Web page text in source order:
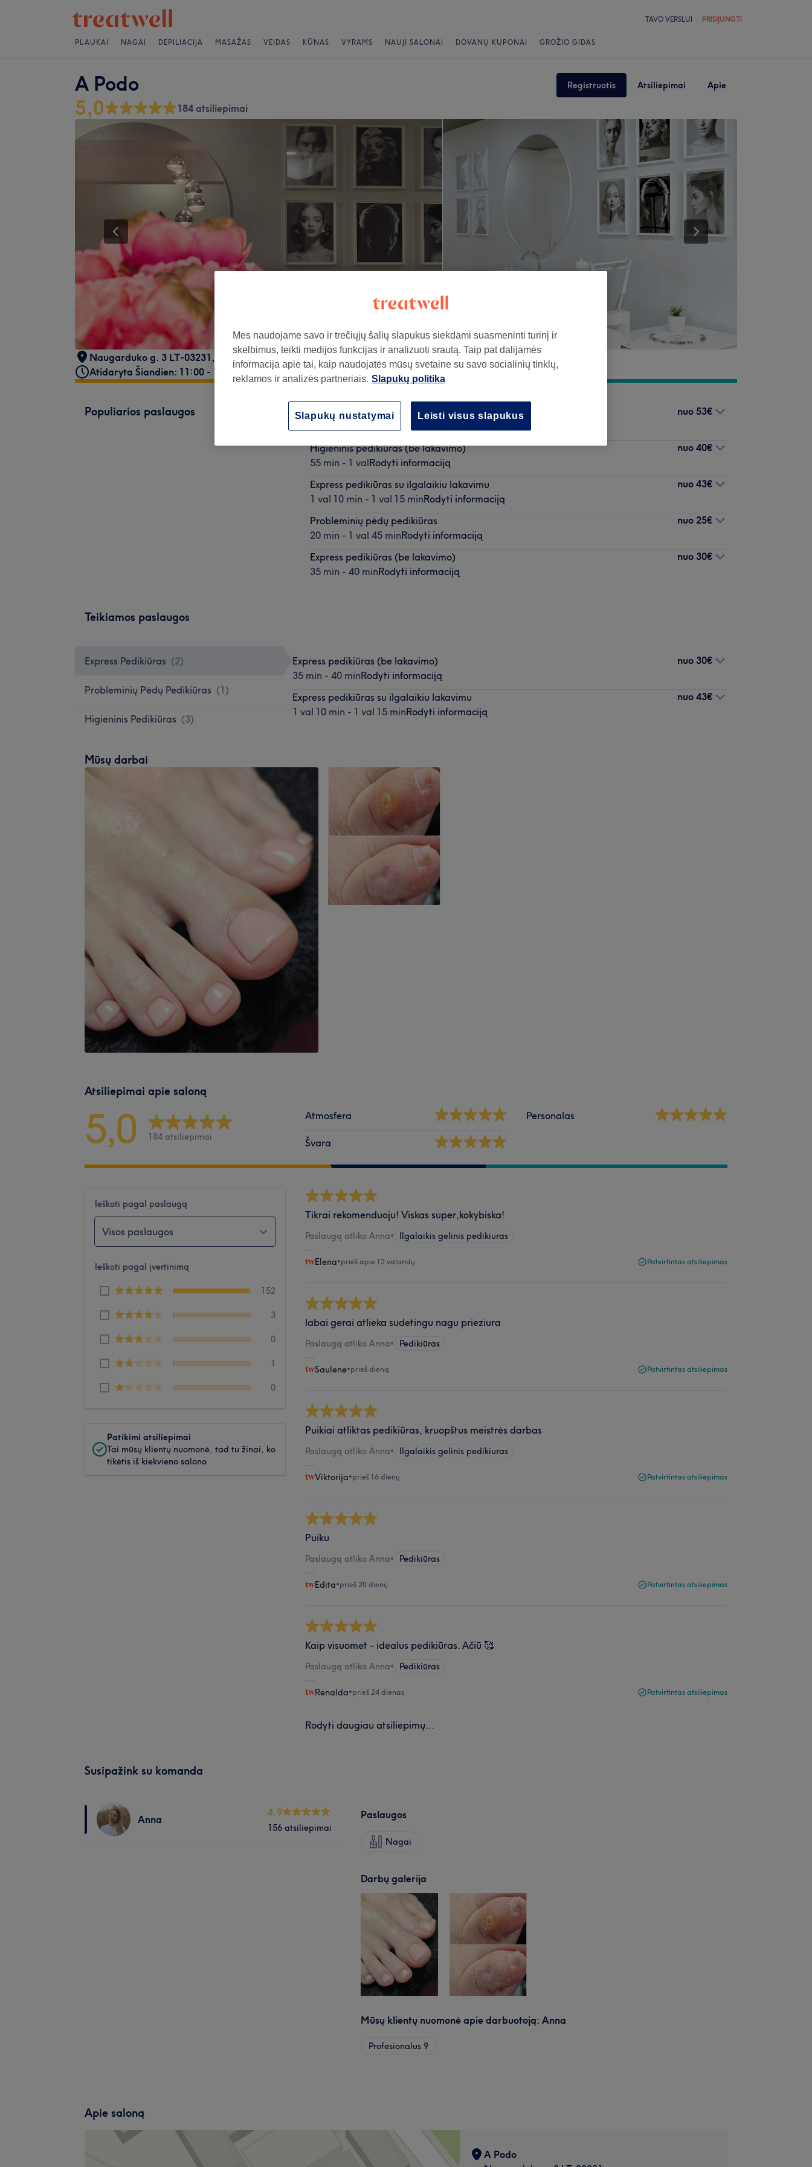
TAVO VERSLUI PRISIJUNGTI
PLAUKAI NAGAI DEPILIACIJA MASAŽAS VEIDAS KŪNAS VYRAMS NAUJI SALONAI DOVANŲ KUPONAI GROŽIO GIDAS
A Podo Registruotis Atsiliepimai Apie
5,0 184 atsiliepimai
Naugarduko g. 3 LT-03231 , Vilnius, 03231
Atidaryta Šiandien: 11:00 - 18:00
Populiarios paslaugos
Higieninis pedikiūras su ilgalaikiu lakavimu
nuo 53€
Higieninis pedikiūras (be lakavimo)
55 min - 1 valRodyti informaciją
nuo 40€
Express pedikiūras su ilgalaikiu lakavimu
1 val 10 min - 1 val 15 minRodyti informaciją
nuo 43€
Probleminių pėdų pedikiūras
20 min - 1 val 45 minRodyti informaciją
nuo 25€
Express pedikiūras (be lakavimo)
35 min - 40 minRodyti informaciją
nuo 30€
Teikiamos paslaugos
Express Pedikiūras (2)
Probleminių Pėdų Pedikiūras (1)
Higieninis Pedikiūras (3)
Express pedikiūras (be lakavimo)
35 min - 40 minRodyti informaciją
nuo 30€
Express pedikiūras su ilgalaikiu lakavimu
1 val 10 min - 1 val 15 minRodyti informaciją
nuo 43€
Mūsų darbai
Atsiliepimai apie saloną
5,0 184 atsiliepimai
Atmosfera
Švara
Personalas
Ieškoti pagal paslaugą
Visos paslaugos
Ieškoti pagal įvertinimą
152
3
0
1
0
Patikimi atsiliepimai
Tai mūsų klientų nuomonė, tad tu žinai, ko
tikėtis iš kiekvieno salono
Tikrai rekomenduoju! Viskas super,kokybiska!
Paslaugą atliko Anna• Ilgalaikis gelinis pedikiuras
Elena•prieš apie 12 valandų Patvirtintas atsiliepimas
labai gerai atlieka sudetingu nagu prieziura
Paslaugą atliko Anna• Pedikiūras
Saulene•prieš dieną Patvirtintas atsiliepimas
Puikiai atliktas pedikiūras, kruopštus meistrės darbas
Paslaugą atliko Anna• Ilgalaikis gelinis pedikiuras
Viktorija•prieš 16 dienų Patvirtintas atsiliepimas
Puiku
Paslaugą atliko Anna• Pedikiūras
Edita•prieš 20 dienų Patvirtintas atsiliepimas
Kaip visuomet - idealus pedikiūras. Ačiū 🥰
Paslaugą atliko Anna• Pedikiūras
Renalda•prieš 24 dienas Patvirtintas atsiliepimas
Rodyti daugiau atsiliepimų...
Susipažink su komanda
Anna
4.9
156 atsiliepimai
Paslaugos
Nagai
Darbų galerija
Mūsų klientų nuomonė apie darbuotoją: Anna
Profesionalus 9
Apie saloną
A Podo
Mes naudojame savo ir trečiųjų šalių slapukus siekdami suasmeninti turinį ir
skelbimus, teikti medijos funkcijas ir analizuoti srautą. Taip pat dalijamės
informacija apie tai, kaip naudojatės mūsų svetaine su savo socialinių tinklų,
reklamos ir analizės partneriais. Slapukų politika
Leisti visus slapukus
Slapukų nustatymai